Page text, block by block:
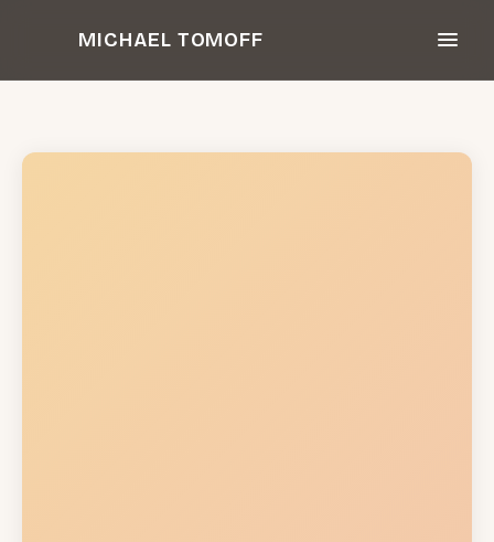
MICHAEL TOMOFF